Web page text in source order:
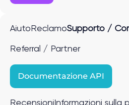
Aiuto ReclamoSupporto /
Referral / Partner
Documentazione API
Recensioni Informazioni sulla